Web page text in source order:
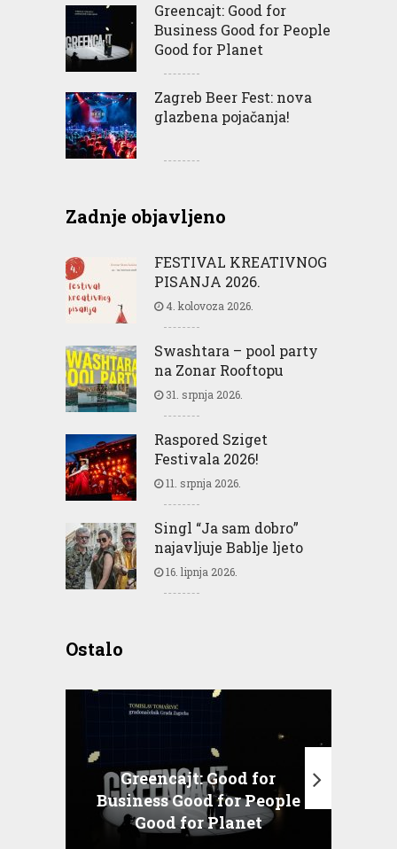
Greencajt: Good for
Business Good for People
Good for Planet
Zagreb Beer Fest: nova
glazbena pojačanja!
Zadnje objavljeno
FESTIVAL KREATIVNOG
PISANJA 2026.
4. kolovoza 2026.
Swashtara – pool party
na Zonar Rooftopu
31. srpnja 2026.
Raspored Sziget
Festivala 2026!
11. srpnja 2026.
Singl “Ja sam dobro”
najavljuje Bablje ljeto
16. lipnja 2026.
Ostalo
Greencajt: Good for
Business Good for People
Good for Planet